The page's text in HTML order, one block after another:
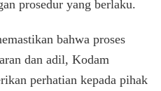
prosedur yang berlaku.
bahwa proses
dan adil, Kodam
perhatian kepada pihak